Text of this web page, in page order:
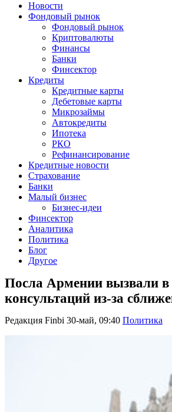
Новости
Фондовый рынок
Фондовый рынок
Криптовалюты
Финансы
Банки
Финсектор
Кредиты
Кредитные карты
Дебетовые карты
Микрозаймы
Автокредиты
Ипотека
РКО
Рефинансирование
Кредитные новости
Страхование
Банки
Малый бизнес
Бизнес-идеи
Финсектор
Аналитика
Политика
Блог
Другое
Посла Армении вызвали
консультаций из-за
Редакция Finbi 30-май, 09:40 Политика